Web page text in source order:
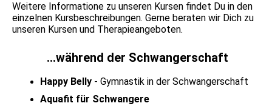
Weitere Informatione zu unseren Kursen findet Du in den
einzelnen Kursbeschreibungen. Gerne beraten wir Dich zu
unseren Kursen und Therapieangeboten.
...während der Schwangerschaft
Happy Belly - Gymnastik in der Schwangerschaft
Aquafit für Schwangere